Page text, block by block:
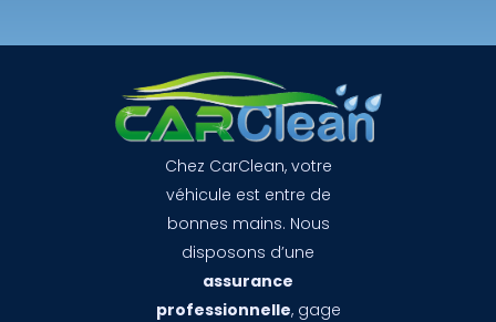
Chez CarClean, votre
véhicule est entre de
bonnes mains. Nous
disposons d’une
assurance
professionnelle, gage